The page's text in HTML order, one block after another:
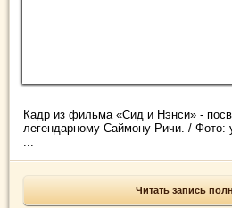
Кадр из фильма «Сид и Нэнси» -
легендарному Саймону Ричи. / Фото:
Читать запись